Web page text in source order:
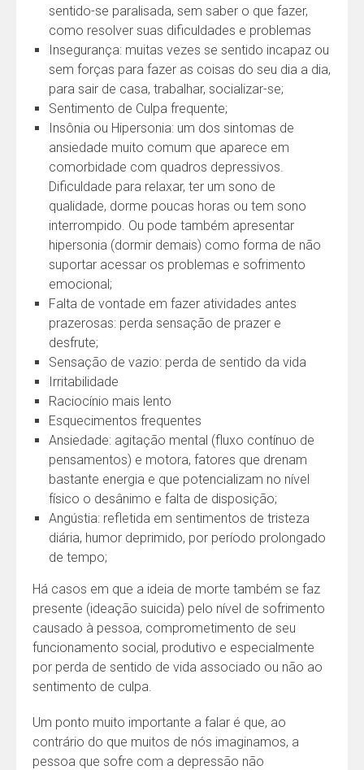
sentido-se paralisada, sem saber o que fazer,
como resolver suas dificuldades e problemas
Insegurança: muitas vezes se sentido incapaz ou
sem forças para fazer as coisas do seu dia a dia,
para sair de casa, trabalhar, socializar-se;
Sentimento de Culpa frequente;
Insônia ou Hipersonia: um dos sintomas de
ansiedade muito comum que aparece em
comorbidade com quadros depressivos.
Dificuldade para relaxar, ter um sono de
qualidade, dorme poucas horas ou tem sono
interrompido. Ou pode também apresentar
hipersonia (dormir demais) como forma de não
suportar acessar os problemas e sofrimento
emocional;
Falta de vontade em fazer atividades antes
prazerosas: perda sensação de prazer e
desfrute;
Sensação de vazio: perda de sentido da vida
Irritabilidade
Raciocínio mais lento
Esquecimentos frequentes
Ansiedade: agitação mental (fluxo contínuo de
pensamentos) e motora, fatores que drenam
bastante energia e que potencializam no nível
físico o desânimo e falta de disposição;
Angústia: refletida em sentimentos de tristeza
diária, humor deprimido, por período prolongado
de tempo;
Há casos em que a ideia de morte também se faz
presente (ideação suicida) pelo nível de sofrimento
causado à pessoa, comprometimento de seu
funcionamento social, produtivo e especialmente
por perda de sentido de vida associado ou não ao
sentimento de culpa.
Um ponto muito importante a falar é que, ao
contrário do que muitos de nós imaginamos, a
pessoa que sofre com a depressão não